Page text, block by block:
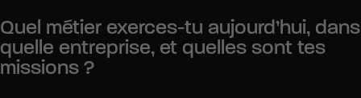
Quel métier exerces-tu aujourd’hui, dans
quelle entreprise, et quelles sont tes
missions ?